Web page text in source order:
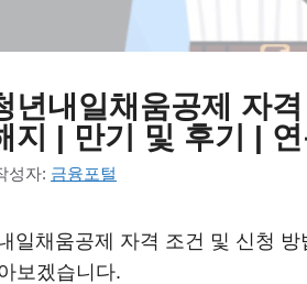
년내일채움공제 자
지 | 만기 및 후기 |
성자: 금융포털
일채움공제 자격 조건 및 신청
보겠습니다.